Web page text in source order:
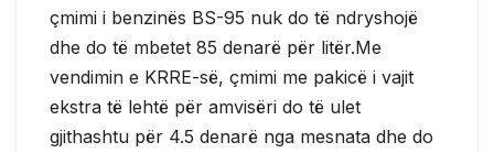
çmimi i benzinës BS-95 nuk do të ndryshojë
dhe do të mbetet 85 denarë për litër.Me
vendimin e KRRE-së, çmimi me pakicë i vajit
ekstra të lehtë për amvisëri do të ulet
gjithashtu për 4.5 denarë nga mesnata dhe do